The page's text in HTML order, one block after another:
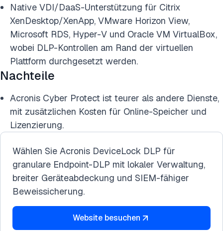
Native VDI/DaaS-Unterstützung für Citrix
XenDesktop/XenApp, VMware Horizon View,
Microsoft RDS, Hyper-V und Oracle VM VirtualBox,
wobei DLP-Kontrollen am Rand der virtuellen
Plattform durchgesetzt werden.
Nachteile
Acronis Cyber Protect ist teurer als andere Dienste,
mit zusätzlichen Kosten für Online-Speicher und
Lizenzierung.
Wählen Sie Acronis DeviceLock DLP für
granulare Endpoint-DLP mit lokaler Verwaltung,
breiter Geräteabdeckung und SIEM-fähiger
Beweissicherung.
Website besuchen